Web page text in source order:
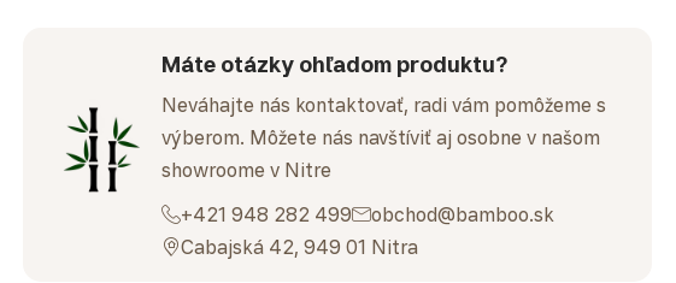
Máte otázky ohľadom produktu?
Neváhajte nás kontaktovať, radi vám pomôžeme s
výberom. Môžete nás navštíviť aj osobne v našom
showroome v Nitre
+421 948 282 499
obchod@bamboo.sk
Cabajská 42, 949 01 Nitra